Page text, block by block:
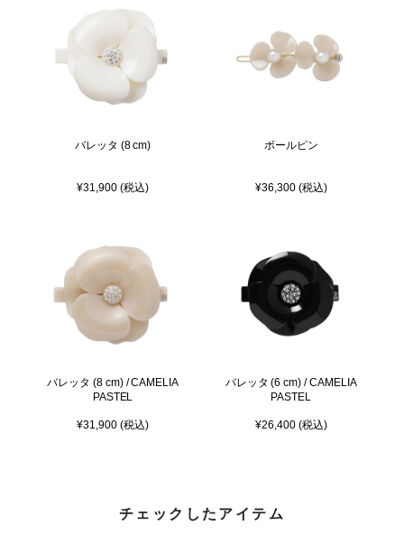
バレッタ (8 cm)
¥31,900 (税込)
ボールピン
¥36,300 (税込)
バレッタ (8 cm) / CAMELIA
PASTEL
¥31,900 (税込)
バレッタ (6 cm) / CAMELIA
PASTEL
¥26,400 (税込)
チェックしたアイテム